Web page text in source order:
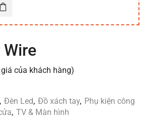
của khách hàng)
, Đèn Led, Đồ xách tay, Phụ kiện công
, TV & Màn hình